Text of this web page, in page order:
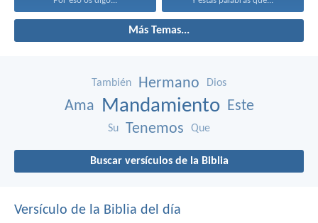
Más Temas...
También Hermano Dios
Ama Mandamiento Este
Su Tenemos Que
Buscar versículos de la Biblia
Versículo de la Biblia del día